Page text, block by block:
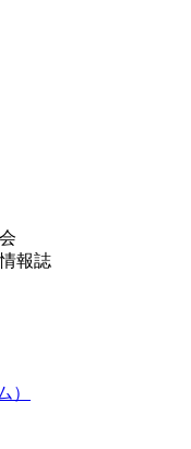
報誌
）